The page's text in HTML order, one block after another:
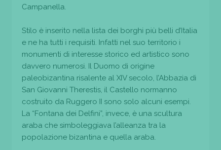
Campanella.
Stilo è inserito nella lista dei borghi più belli d’Italia
e ne ha tutti i requisiti. Infatti nel suo territorio i
monumenti di interesse storico ed artistico sono
davvero numerosi. Il Duomo di origine
paleobizantina risalente al XIV secolo, l’Abbazia di
San Giovanni Therestis, il Castello normanno
costruito da Ruggero II sono solo alcuni esempi.
La “Fontana dei Delfini”, invece, è una scultura
araba che simboleggiava l’alleanza tra la
popolazione bizantina e quella araba.